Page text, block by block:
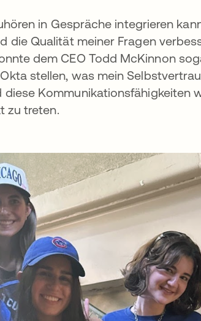
in Gespräche integrieren
die Qualität meiner Fragen
dem CEO Todd McKinnon
stellen, was mein
diese Kommunikationsfähigkeiten
zu treten.